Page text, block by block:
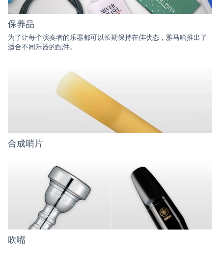
保养品
为了让每个演奏者的乐器都可以长期保持在佳状态，雅马哈推出了
适合不同乐器的配件。
合成哨片
吹嘴